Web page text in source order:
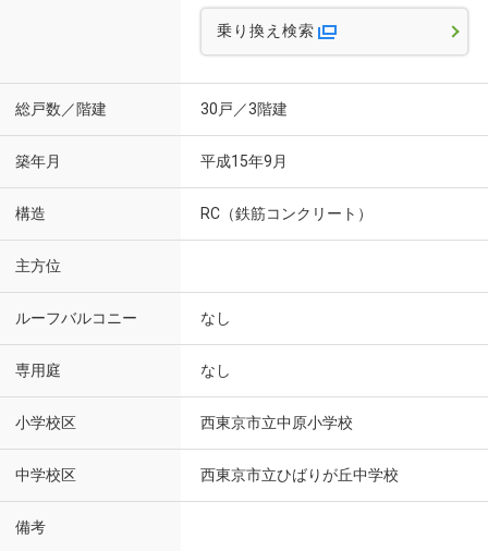
乗り換え検索
総戸数／階建 30戸／3階建
築年月 平成15年9月
構造 RC（鉄筋コンクリート）
主方位
ルーフバルコニー なし
専用庭 なし
小学校区 西東京市立中原小学校
中学校区 西東京市立ひばりが丘中学校
備考